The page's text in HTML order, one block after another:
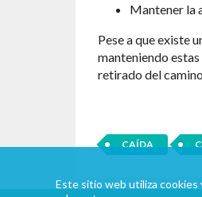
Mantener la
Pese a que existe
manteniendo estas
retirado del
CAÍDA
Este sitio web utiliza cookies